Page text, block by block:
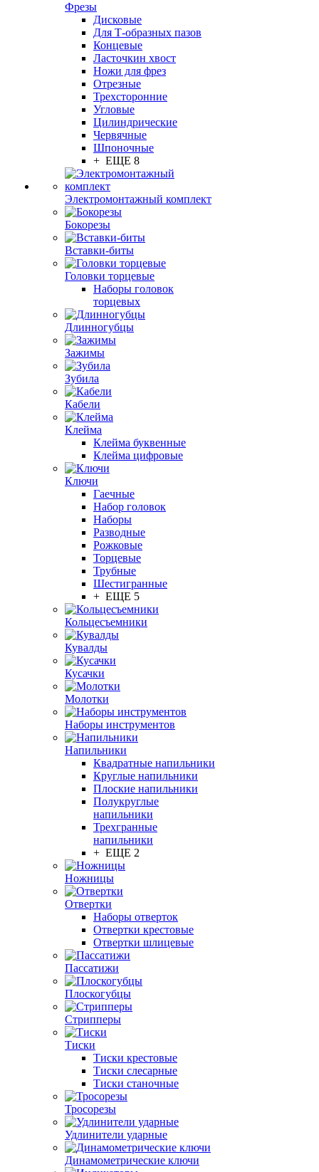
Фрезы
Дисковые
Для Т-образных пазов
Концевые
Ласточкин хвост
Ножи для фрез
Отрезные
Трехсторонние
Угловые
Цилиндрические
Червячные
Шпоночные
+ ЕЩЕ 8
Электромонтажный комплект
Бокорезы
Вставки-биты
Головки торцевые
Наборы головок
торцевых
Длинногубцы
Зажимы
Зубила
Кабели
Клейма
Клейма буквенные
Клейма цифровые
Ключи
Гаечные
Набор головок
Наборы
Разводные
Рожковые
Торцевые
Трубные
Шестигранные
+ ЕЩЕ 5
Кольцесъемники
Кувалды
Кусачки
Молотки
Наборы инструментов
Напильники
Квадратные напильники
Круглые напильники
Плоские напильники
Полукруглые
напильники
Трехгранные
напильники
+ ЕЩЕ 2
Ножницы
Отвертки
Наборы отверток
Отвертки крестовые
Отвертки шлицевые
Пассатижи
Плоскогубцы
Стрипперы
Тиски
Тиски крестовые
Тиски слесарные
Тиски станочные
Тросорезы
Удлинители ударные
Динамометрические ключи